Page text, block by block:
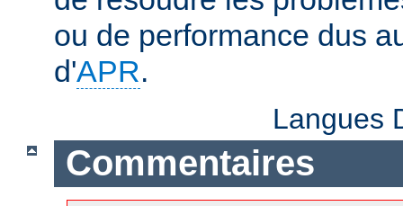
ou de performance dus
d'APR.
Langues
Commentaires